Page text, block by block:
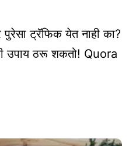
ट्रॅफिक येत नाही का?
उपाय ठरू शकतो! Quora